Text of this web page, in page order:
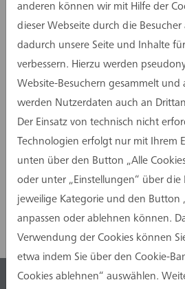
Seit rund sieben Jahren
Projektvorbereitung. Warum
assmann gruppe zu ihrem
in demVideo.
Jetzt teilen
anderen können wir mit Hilfe der
dieser Webseite durch die Besucher
dadurch unsere Seite und Inhalte
verbessern. Hierzu werden
Website-Besuchern gesammelt und
werden Nutzerdaten auch an
Der Einsatz von technisch nicht
Technologien erfolgt nur mit Ihrem
unten über den Button „Alle
oder unter „Einstellungen“ über die
jeweilige Kategorie und den Button
anpassen oder ablehnen können.
Verwendung der Cookies können
etwa indem Sie über den Cookie-
Cookies ablehnen“ auswählen.